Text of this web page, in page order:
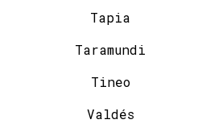
Tapia
Taramundi
Tineo
Valdés